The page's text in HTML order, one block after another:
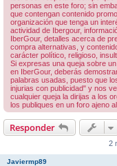
personas en este foro; sin
que contengan contenido
organización que tenga un
actividad de Ibergour,
IberGour, detalles acerca de
compra alternativas, y
carácter político, religioso,
Si expresas una queja sobre
en IberGour, deberás
palabras usadas, puesto que
injurias con publicidad" y nos
cualquier queja la dirijas a los
los publiques en un foro ajeno
Responder
2
Javiermp89